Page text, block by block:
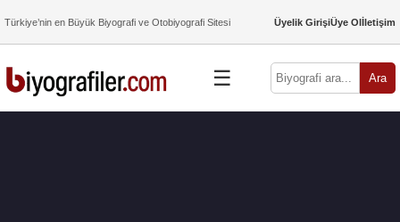
Türkiye’nin en Büyük Biyografi ve Otobiyografi Sitesi Üyelik GirişiÜye Olİletişim
☰ Ara